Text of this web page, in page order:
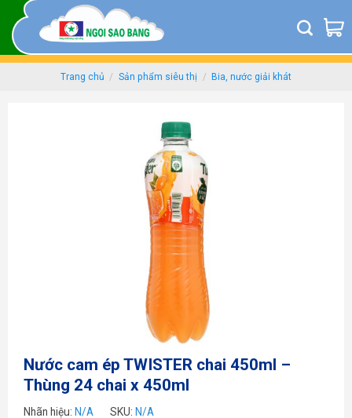
content
Trang chủ / Sản phẩm siêu thị / Bia, nước giải khát
Nước cam ép TWISTER chai 450ml –
Thùng 24 chai x 450ml
Nhãn hiệu: N/A SKU: N/A